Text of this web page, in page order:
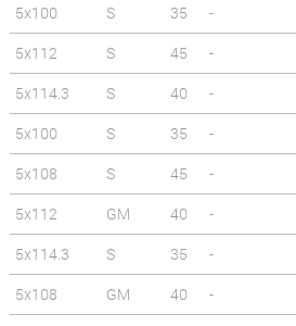
5x100
S 35 -
5x112
S 45 -
5x114.3
S 40 -
5x100
S 35 -
5x108
S 45 -
5x112
GM 40 -
5x114.3
S 35 -
5x108
GM 40 -